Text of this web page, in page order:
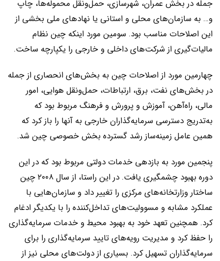
جمله در بخش عمران، شهرسازی، حمل‌و‌نقل محموله‌ها، چاپ
و… به سازمان‌های محلی و استانی یا نهادهای ملی بخشی از
این اصلاحات مناسب بود. سومین مورد اینکه چین نظام
مالیات‌گیری از شرکت‌های داخلی و خارجی را یکپارچه ساخت.
چهارمین مورد از اصلاحات چین به بخش‌های انحصاری از جمله
در بخش‌های نفت، برق، ارتباطات، حمل‌ونقل هوایی، امور
مالی، راه‌آهن، آموزش و پرورش و فرهنگ مربوط بود که
به‌تدریج دسترسی سرمایه‌گذاران خارجی به آنها را باز کرد که
همین عامل زمینه‌ساز رشد گسترده بخش خصوصی چین شد.
پنجمین مورد به بازدهی خدمات دولتی مربوط بود که در این
دوره بهبود چشمگیری یافت. در این راستا، از سال ۲۰۰۸ چین
ساختار وزارتخانه‌های مرکزی را تغییر داد و سازمان‌هایی با
عملکرد مشابه و مسوولیت‌های تداخل‌کننده را با یکدیگر ادغام
کرد. همچنین تعهد خود به بهبود محیط و خدمات سرمایه‌گذاری‌
را حفظ کرد و مدیریت رویه‌های تایید سرمایه‌گذاری‌ را برای
سرمایه‌گذاران تسهیل کرد. بسیاری از دولت‌های محلی نیز از